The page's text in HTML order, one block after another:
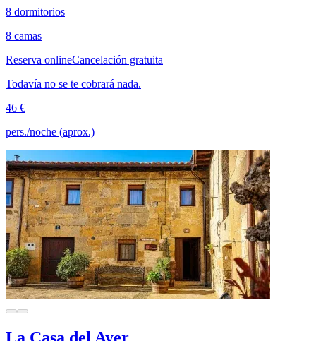
8 dormitorios
8 camas
Reserva onlineCancelación gratuita
Todavía no se te cobrará nada.
46 €
pers./noche (aprox.)